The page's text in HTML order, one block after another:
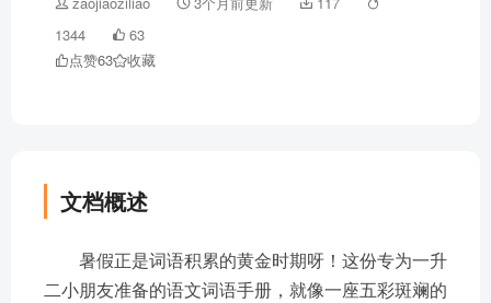
1344
63
点赞63 收藏
文档概述
暑假正是词语积累的黄金时期呀！这份专为一升
二小朋友准备的语文词语手册，就像一座五彩斑斓的